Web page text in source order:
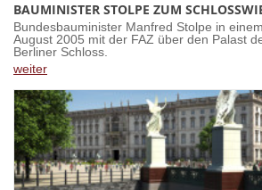
BAUMINISTER STOLPE ZUM
Bundesbauminister Manfred Stolpe in
August 2005 mit der FAZ über den Palast
Berliner Schloss.
weiter